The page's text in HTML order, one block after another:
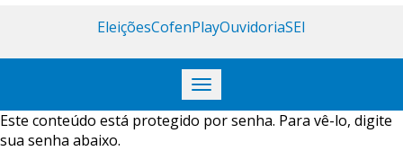
EleiçõesCofenPlayOuvidoriaSEI
Toggle
navigation
Este conteúdo está protegido por senha. Para vê-lo, digite
sua senha abaixo.